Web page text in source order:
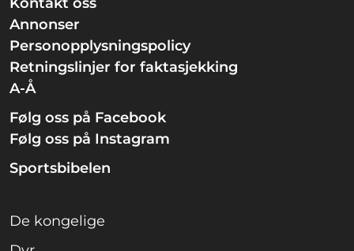
Annonser
Personopplysningspolicy
Retningslinjer for faktasjekking
A-Å
Følg oss på Facebook
Følg oss på Instagram
Sportsbibelen
De kongelige